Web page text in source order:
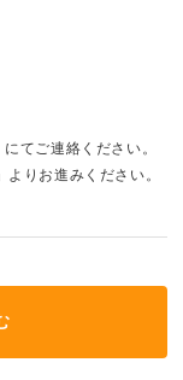
にてご連絡ください。
りお進みください。